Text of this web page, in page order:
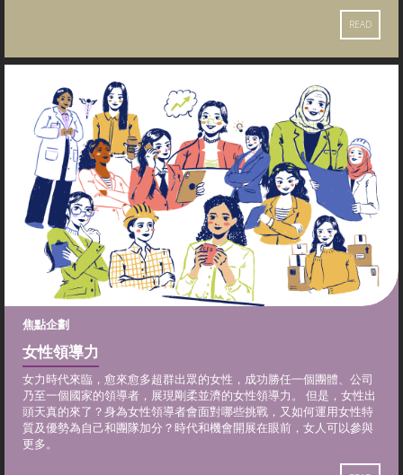
READ
焦點企劃
女性領導力
女力時代來臨，愈來愈多超群出眾的女性，成功勝任一個團體、公司
乃至一個國家的領導者，展現剛柔並濟的女性領導力。 但是，女性出
頭天真的來了？身為女性領導者會面對哪些挑戰，又如何運用女性特
質及優勢為自己和團隊加分？時代和機會開展在眼前，女人可以參與
更多。